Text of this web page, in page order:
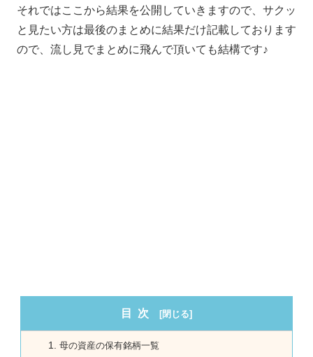
それではここから結果を公開していきますので、サクッ
と見たい方は最後のまとめに結果だけ記載しております
ので、流し見でまとめに飛んで頂いても結構です♪
目次
母の資産の保有銘柄一覧